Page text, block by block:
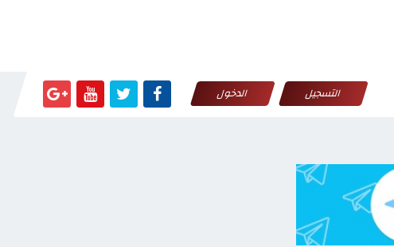
التسجيل الدخول